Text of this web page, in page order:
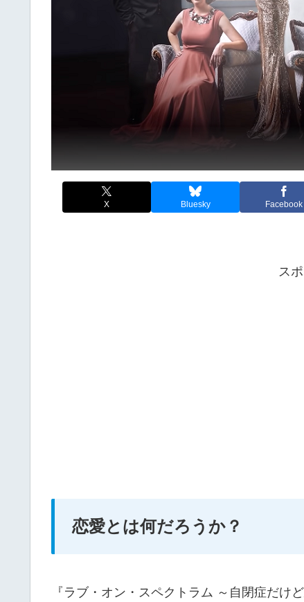
X Bluesky Facebook
ス
恋愛とは何だろうか？
『ラブ・オン・スペクトラム ～自閉症だけ